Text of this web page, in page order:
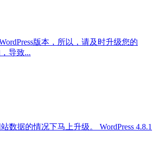
版本，所以，请及时升级您的
导致...
数据的情况下马上升级。 WordPress 4.8.1